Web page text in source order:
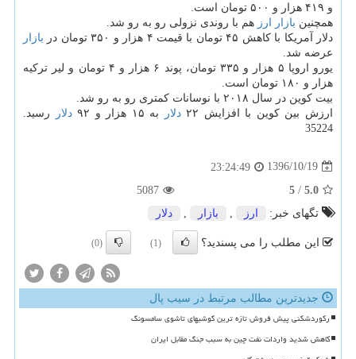
و ۴۱۹ هزار و ۵۰۰ تومان است.
همچنین بازار ارز هم با روندی نزولی رو به رو شد.
دلار آمریكا با كاهش ۴۵ تومان با قیمت ۴ هزار و ۳۵۰ تومان در
بازار
عرضه شد.
یورو اروپا ۵ هزار و ۳۳۵ تومان، پوند ۶ هزار و ۴ تومان و لیر تركیه
هزار و ۱۸۰ تومان است.
بیت كوین در سال ۲۰۱۸ با نوسانات كمتری رو به رو شد.
ارزش بین كوین با افزایش ۲۲
دلار به ۱۵ هزار و ۹۲ دلار
رسید.
35224
1396/10/19
23:24:49
5.0
/
5
5087
تگهای خبر:
ارز , بازار , دلار
این مطلب را می پسندید؟ (1)
(0)
جدیدترین مطالب مرتبط در سیب پال
رکوردشکنی پیش فروش تازه ترین گوشیهای تاشوی سامسونگ
کاهش شدید واردات نفت چین به سبب جنگ مقابل ایران